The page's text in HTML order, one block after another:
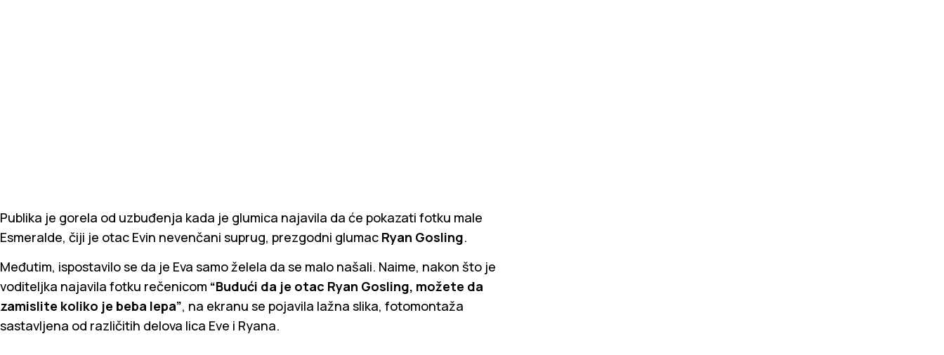
Publika je gorela od uzbuđenja kada je glumica najavila da će pokazati fotku male
Esmeralde, čiji je otac Evin nevenčani suprug, prezgodni glumac Ryan Gosling.
Međutim, ispostavilo se da je Eva samo želela da se malo našali. Naime, nakon što je
voditeljka najavila fotku rečenicom “Budući da je otac Ryan Gosling, možete da
zamislite koliko je beba lepa”, na ekranu se pojavila lažna slika, fotomontaža
sastavljena od različitih delova lica Eve i Ryana.